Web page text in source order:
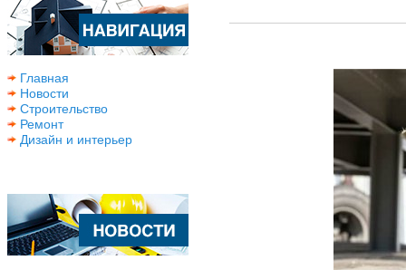
Главная
Новости
Строительство
Ремонт
Дизайн и интерьер